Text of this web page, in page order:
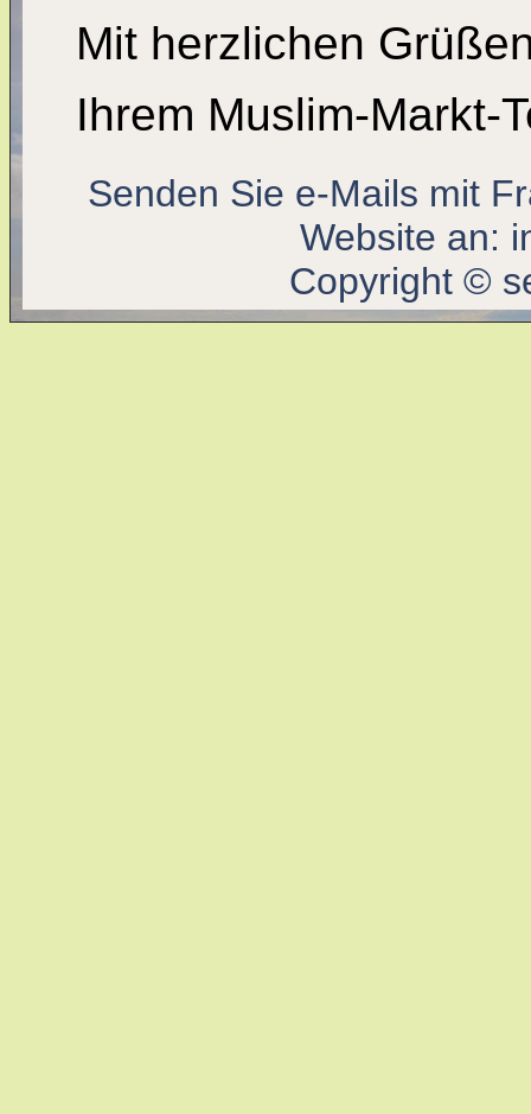
Mit herzlichen
Ihrem Muslim-Markt-
Senden Sie e-Mails mit
Website an:
Copyright ©